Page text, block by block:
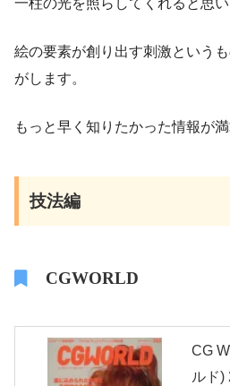
一柱の光を照らしてくれると思い
絵の要素が創り出す刺激という
がします。
もっと早く知りたかった情報が満
技法編
CGWORLD
CG
ルド)